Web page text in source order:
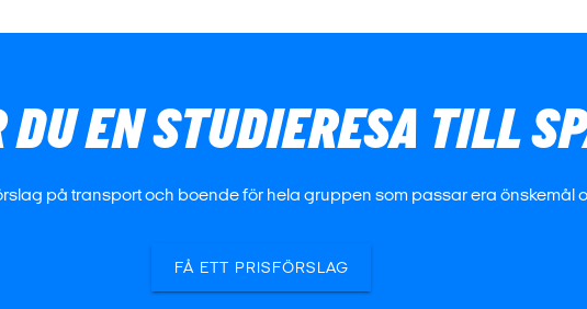
EN STUDIERESA TILL
på transport och boende för hela gruppen som passar era önskemål
FÅ ETT PRISFÖRSLAG